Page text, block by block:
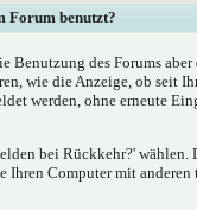
Forum benutzt?
des Forums
wie die Anzeige, ob seit
werden, ohne erneute
bei Rückkehr?' wählen.
Computer mit